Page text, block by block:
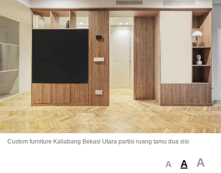
Custom furniture Kaliabang Bekasi Utara partisi ruang tamu dua sisi
A A A